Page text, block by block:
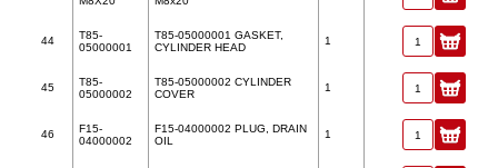
44
T85-
05000001
T85-05000001 GASKET,
CYLINDER HEAD
1
45
T85-
05000002
T85-05000002 CYLINDER
COVER
1
46
F15-
04000002
F15-04000002 PLUG, DRAIN
OIL
1